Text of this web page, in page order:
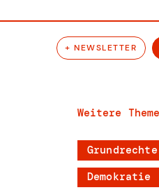
+ NEWSLETTER
Weitere
Grundrechte
Demokratie